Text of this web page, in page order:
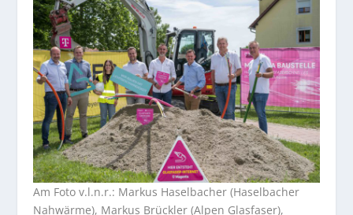
Am Foto v.l.n.r.: Markus Haselbacher (Haselbacher
Nahwärme), Markus Brückler (Alpen Glasfaser),